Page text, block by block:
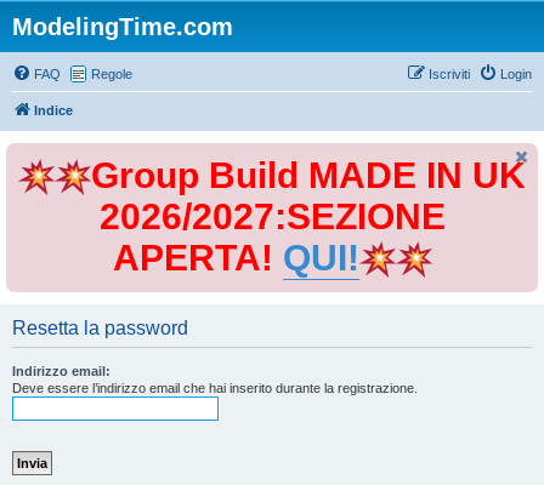
ModelingTime.com
FAQ Regole Login
Iscriviti
Indice
Group Build MADE IN UK
2026/2027:SEZIONE
APERTA! QUI!
Resetta la password
Indirizzo email:
Deve essere l’indirizzo email che hai inserito durante la registrazione.